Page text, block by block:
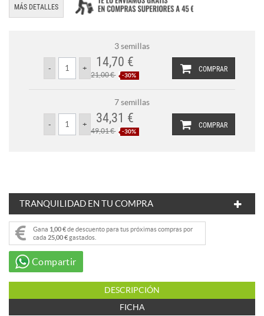
MÁS DETALLES
3 semillas
COMPRAR
14,70 €
21,00 € -30%
7 semillas
COMPRAR
34,31 €
49,01 € -30%
TRANQUILIDAD EN TU COMPRA
Gana 1,00 €de descuento para tus próximas compras por
cada 25,00 €gastados.
Compartir
DESCRIPCIÓN
FICHA